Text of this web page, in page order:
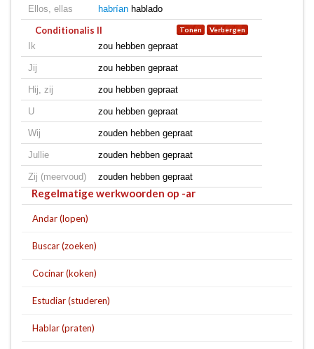
Ellos, ellas habrían hablado
Conditionalis II
Ik zou hebben gepraat
Jij zou hebben gepraat
Hij, zij zou hebben gepraat
U zou hebben gepraat
Wij zouden hebben gepraat
Jullie zouden hebben gepraat
Zij (meervoud) zouden hebben gepraat
Regelmatige werkwoorden op -ar
Andar (lopen)
Buscar (zoeken)
Cocinar (koken)
Estudiar (studeren)
Hablar (praten)